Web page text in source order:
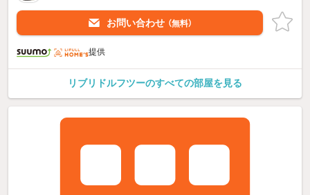
お問い合わせ （無料）
提供
リブリドルフツーのすべての部屋を見る